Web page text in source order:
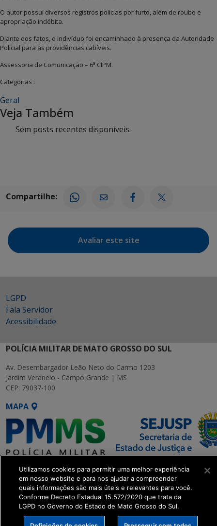
O autor possui diversos registros policias por furto, além de roubo e
apropriação indébita.
Diante dos fatos, o indivíduo foi encaminhado à presença da Autoridade
Policial para as providências cabíveis.
Assessoria de Comunicação – 6ª CIPM.
Categorias :
Geral
Veja Também
Sem posts recentes disponíveis.
Compartilhe:
Avaliar este site
LGPD
Fala Servidor
Acessibilidade
POLÍCIA MILITAR DE MATO GROSSO DO SUL
Av. Desembargador Leão Neto do Carmo 1203
Jardim Veraneio - Campo Grande | MS
CEP: 79037-100
MAPA
SETDIG | Secretaria-Executiva
de Transformação Digital
get_footer();
Utilizamos cookies para permitir uma melhor experiência
em nosso website e para nos ajudar a compreender
quais informações são mais úteis e relevantes para você.
Conforme Decreto Estadual 15.572/2020 que trata da
LGPD no Governo do Estado de Mato Grosso do Sul.